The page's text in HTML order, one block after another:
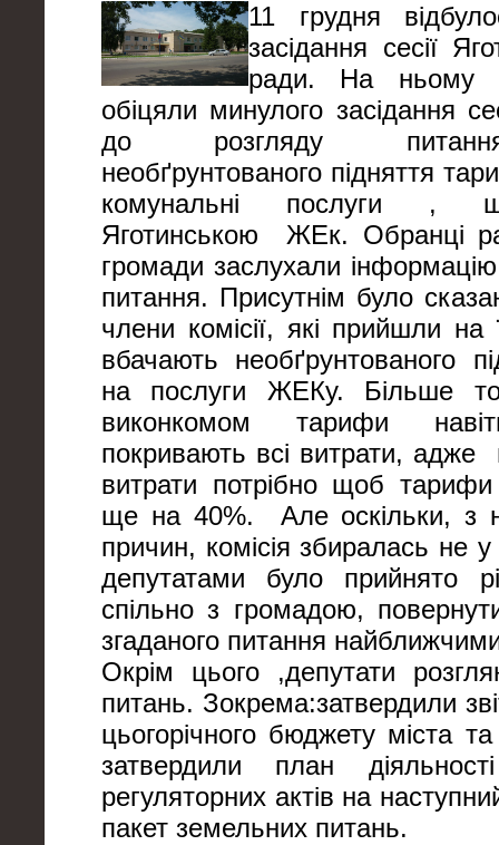
11 грудня
засідання сесії
ради. На ньому
обіцяли минулого засідання
до розгляду
необґрунтованого підняття
комунальні послуги ,
Яготинською ЖЕк. Обранці
громади заслухали інформацію
питання. Присутнім було
члени комісії, які прийшли на
вбачають необґрунтованого
на послуги ЖЕКу. Більше
виконкомом тарифи
покривають всі витрати, адже
витрати потрібно щоб
ще на 40%. Але оскільки, з
причин, комісія збиралась не
депутатами було прийнято
спільно з громадою,
згаданого питання
Окрім цього ,депутати
питань. Зокрема:затвердили
цьогорічного бюджету міста
затвердили план
регуляторних актів на
пакет земельних питань.